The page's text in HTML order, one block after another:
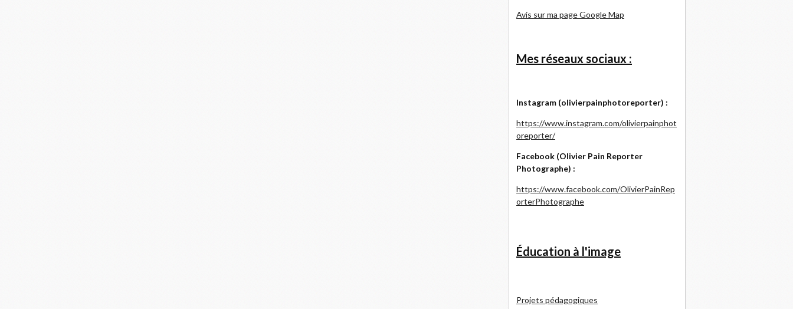
Avis sur ma page Google Map
Mes réseaux sociaux :
Instagram (olivierpainphotoreporter) :
https://www.instagram.com/olivierpainphot
oreporter/
Facebook (Olivier Pain Reporter
Photographe) :
https://www.facebook.com/OlivierPainRep
orterPhotographe
Éducation à l'image
Projets pédagogiques